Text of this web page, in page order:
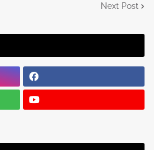
Next Post